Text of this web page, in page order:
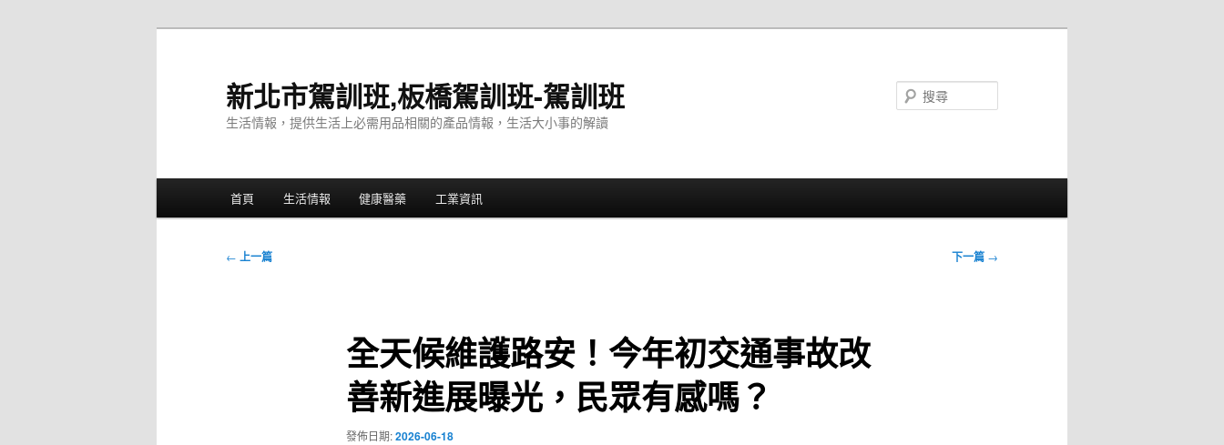
新北市駕訓班,板橋駕訓班-駕訓班
生活情報，提供生活上必需用品相關的產品情報，生活大小事的解讀
首頁 生活情報 健康醫藥 工業資訊
文
← 上一篇 下一篇 →
全天候維護路安！今年初交通事故改
善新進展曝光，民眾有感嗎？
發佈日期:2026-06-18